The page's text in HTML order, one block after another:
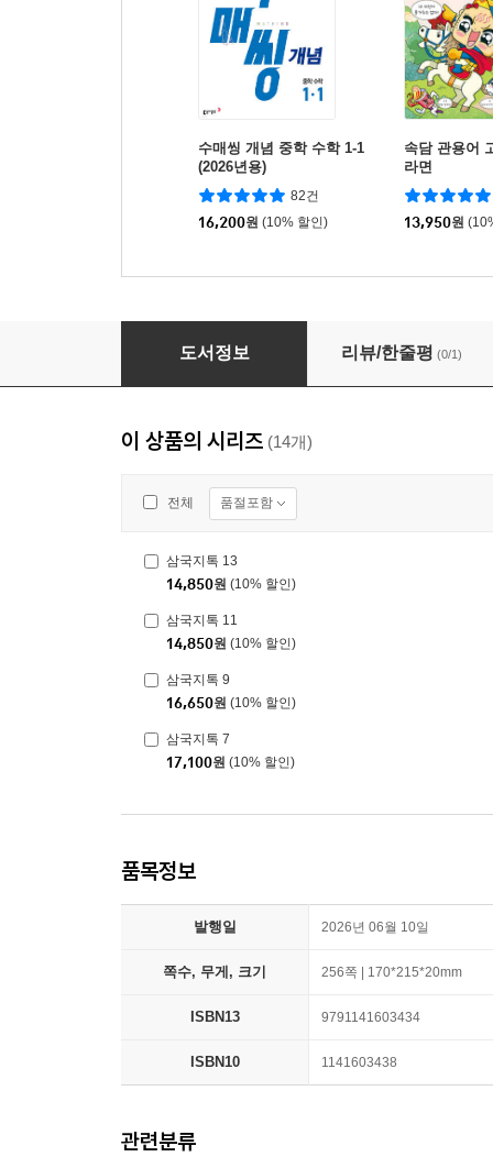
수매씽 개념 중학 수학 1-1
(2026년용)
82건
16,200원 (10% 할인)
속담 관용어
라면
13,950원
삼국지톡 13
도서정보 리뷰/한줄평 (0/1)
이 상품의 시리즈 (14개)
전체 품절포함
삼국지톡 13
14,850원 (10% 할인)
삼국지톡 11
14,850원 (10% 할인)
삼국지톡 9
16,650원 (10% 할인)
삼국지톡 7
17,100원 (10% 할인)
품목정보
발행일 2026년 06월 10일
쪽수, 무게, 크기 256쪽 | 170*215*20mm
ISBN13 9791141603434
ISBN10 1141603438
관련분류